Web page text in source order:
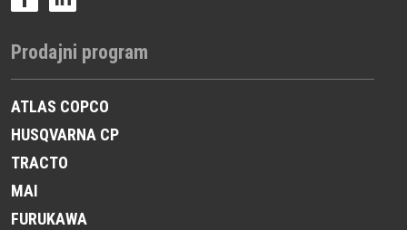
Prodajni program
ATLAS COPCO
HUSQVARNA CP
TRACTO
MAI
FURUKAWA